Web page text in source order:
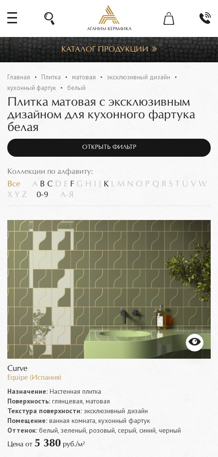
АГАНИМ КЕРАМИКА
КАТАЛОГ ПРОДУКЦИИ
Главная Плитка матовая
эксклюзивный дизайн
кухонный фартук
белый
Плитка матовая с эксклюзивным
дизайном для кухонного фартука
белая
ОТКРЫТЬ ФИЛЬТР
Коллекции по алфавиту:
Все A B C D E F G H K L M N O P Q R S U V W
X Y Z 0-9 А-Я
Curve
Equipe (Испания)
Назначение: Настенная плитка
Поверхность: глянцевая, матовая
Текстура поверхности: эксклюзивный дизайн
Помещение: ванная комната, кухонный фартук
Оттенок: белый, зеленый, розовый, серый, синий, черный
Цена от 5 380 руб./м²